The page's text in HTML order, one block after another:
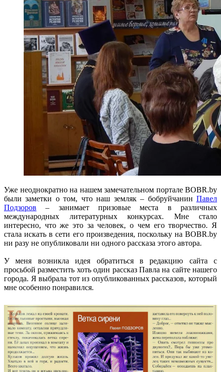
Уже неоднократно на нашем замечательном портале BOBR.by
были заметки о том, что наш земляк – бобруйчанин Павел
Подзоров – занимает призовые места в различных
международных литературных конкурсах. Мне стало
интересно, что же это за человек, о чем его творчество. Я
стала искать в сети его произведения, поскольку на BOBR.by
ни разу не опубликовали ни одного рассказа этого автора.
У меня возникла идея обратиться в редакцию сайта с
просьбой разместить хоть один рассказ Павла на сайте нашего
города. Я выбрала тот из опубликованных рассказов, который
мне особенно понравился.